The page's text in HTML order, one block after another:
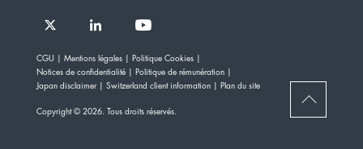
Ardian
on
Ardian
on
Ardian
on
on
Jobs
BACK
Copyright © 2026. Tous droits réservés.
CGU Mentions légales
Politique Cookies
Notices de confidentialité
Politique de rémunération
Japan disclaimer
Switzerland client information Plan du site